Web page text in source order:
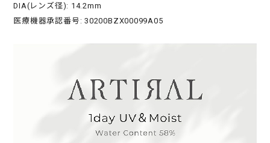
DIA(レンズ径): 14.2mm
医療機器承認番号: 30200BZX00099A05